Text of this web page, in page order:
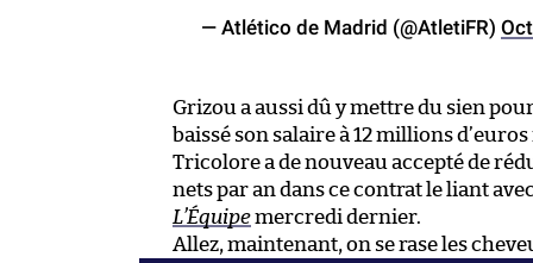
— Atlético de Madrid (@AtletiFR)
Grizou a aussi dû y mettre du sien
baissé son salaire à 12 millions
Tricolore a de nouveau accepté de
nets par an dans ce contrat le liant
L’Équipemercredi dernier.
Allez, maintenant, on se rase les